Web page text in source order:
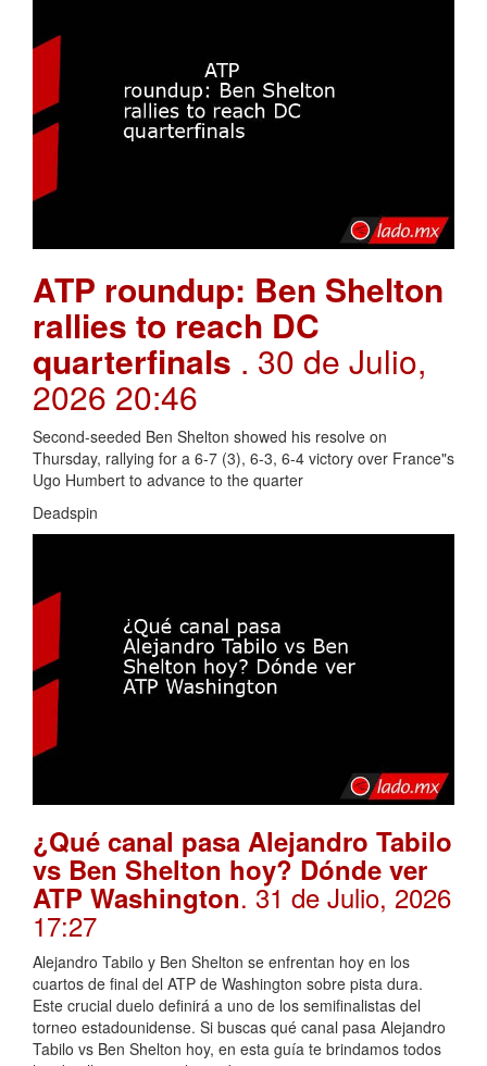
ATP roundup: Ben Shelton
rallies to reach DC
quarterfinals . 30 de Julio,
2026 20:46
Second-seeded Ben Shelton showed his resolve on
Thursday, rallying for a 6-7 (3), 6-3, 6-4 victory over France"s
Ugo Humbert to advance to the quarter
Deadspin
¿Qué canal pasa Alejandro Tabilo
vs Ben Shelton hoy? Dónde ver
ATP Washington. 31 de Julio, 2026
17:27
Alejandro Tabilo y Ben Shelton se enfrentan hoy en los
cuartos de final del ATP de Washington sobre pista dura.
Este crucial duelo definirá a uno de los semifinalistas del
torneo estadounidense. Si buscas qué canal pasa Alejandro
Tabilo vs Ben Shelton hoy, en esta guía te brindamos todos